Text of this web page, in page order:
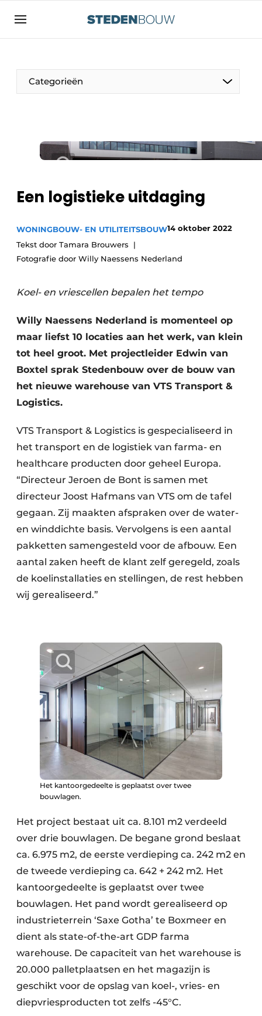
Aanmelden
asset
authlogoff logon
Direct contact
Home
Meest gelezen
Nieuwsbrief
Privacy / Cookie statement
story
metadata
Vacature aanmelden
Vacatures
Video’s
Categorieën
Woning- en utiliteitsbouw
Distributiecentra
Gevels, Daken & Daktuinen
Een logistieke uitdaging
WONINGBOUW- EN UTILITEITSBOUW14 oktober 2022
Tekst door Tamara Brouwers
Fotografie door Willy Naessens Nederland
Koel- en vriescellen bepalen het tempo
Willy Naessens Nederland is momenteel op
maar liefst 10 locaties aan het werk, van klein
tot heel groot. Met projectleider Edwin van
Boxtel sprak Stedenbouw over de bouw van
het nieuwe warehouse van VTS Transport &
Logistics.
VTS Transport & Logistics is gespecialiseerd in
het transport en de logistiek van farma- en
healthcare producten door geheel Europa.
“Directeur Jeroen de Bont is samen met
directeur Joost Hafmans van VTS om de tafel
gegaan. Zij maakten afspraken over de water-
en winddichte basis. Vervolgens is een aantal
pakketten samengesteld voor de afbouw. Een
aantal zaken heeft de klant zelf geregeld, zoals
de koelinstallaties en stellingen, de rest hebben
wij gerealiseerd.”
Het kantoorgedeelte is geplaatst over twee
bouwlagen.
Het project bestaat uit ca. 8.101 m2 verdeeld
over drie bouwlagen. De begane grond beslaat
ca. 6.975 m2, de eerste verdieping ca. 242 m2 en
de tweede verdieping ca. 642 + 242 m2. Het
kantoorgedeelte is geplaatst over twee
bouwlagen. Het pand wordt gerealiseerd op
industrieterrein ‘Saxe Gotha’ te Boxmeer en
dient als state-of-the-art GDP farma
warehouse. De capaciteit van het warehouse is
20.000 palletplaatsen en het magazijn is
geschikt voor de opslag van koel-, vries- en
diepvriesproducten tot zelfs -45°C.